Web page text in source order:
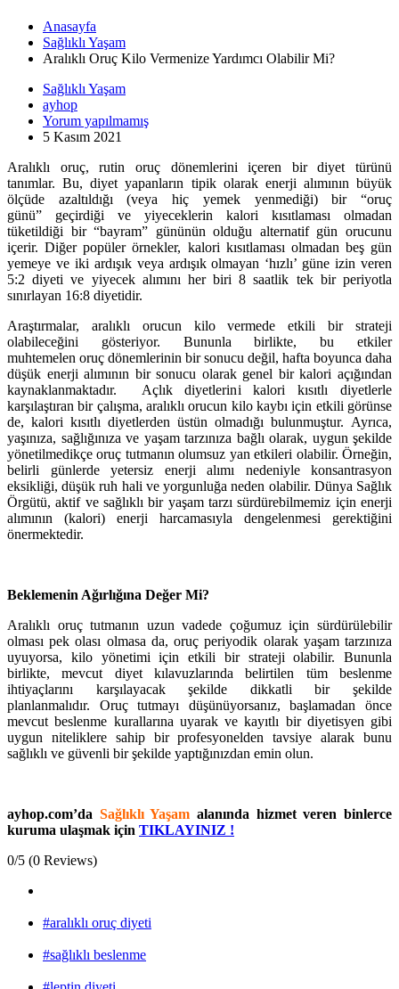
Anasayfa
Sağlıklı Yaşam
Aralıklı Oruç Kilo Vermenize Yardımcı Olabilir Mi?
Sağlıklı Yaşam
ayhop
Yorum yapılmamış
5 Kasım 2021
Aralıklı oruç, rutin oruç dönemlerini içeren bir diyet türünü
tanımlar. Bu, diyet yapanların tipik olarak enerji alımının büyük
ölçüde azaltıldığı (veya hiç yemek yenmediği) bir “oruç
günü” geçirdiği ve yiyeceklerin kalori kısıtlaması olmadan
tüketildiği bir “bayram” gününün olduğu alternatif gün orucunu
içerir. Diğer popüler örnekler, kalori kısıtlaması olmadan beş gün
yemeye ve iki ardışık veya ardışık olmayan ‘hızlı’ güne izin veren
5:2 diyeti ve yiyecek alımını her biri 8 saatlik tek bir periyotla
sınırlayan 16:8 diyetidir.
Araştırmalar, aralıklı orucun kilo vermede etkili bir strateji
olabileceğini gösteriyor. Bununla birlikte, bu etkiler
muhtemelen oruç dönemlerinin bir sonucu değil, hafta boyunca daha
düşük enerji alımının bir sonucu olarak genel bir kalori açığından
kaynaklanmaktadır. Açlık diyetlerini kalori kısıtlı diyetlerle
karşılaştıran bir çalışma, aralıklı orucun kilo kaybı için etkili görünse
de, kalori kısıtlı diyetlerden üstün olmadığı bulunmuştur. Ayrıca,
yaşınıza, sağlığınıza ve yaşam tarzınıza bağlı olarak, uygun şekilde
yönetilmedikçe oruç tutmanın olumsuz yan etkileri olabilir. Örneğin,
belirli günlerde yetersiz enerji alımı nedeniyle konsantrasyon
eksikliği, düşük ruh hali ve yorgunluğa neden olabilir. Dünya Sağlık
Örgütü, aktif ve sağlıklı bir yaşam tarzı sürdürebilmemiz için enerji
alımının (kalori) enerji harcamasıyla dengelenmesi gerektiğini
önermektedir.
Beklemenin Ağırlığına Değer Mi?
Aralıklı oruç tutmanın uzun vadede çoğumuz için sürdürülebilir
olması pek olası olmasa da, oruç periyodik olarak yaşam tarzınıza
uyuyorsa, kilo yönetimi için etkili bir strateji olabilir. Bununla
birlikte, mevcut diyet kılavuzlarında belirtilen tüm beslenme
ihtiyaçlarını karşılayacak şekilde dikkatli bir şekilde
planlanmalıdır. Oruç tutmayı düşünüyorsanız, başlamadan önce
mevcut beslenme kurallarına uyarak ve kayıtlı bir diyetisyen gibi
uygun niteliklere sahip bir profesyonelden tavsiye alarak bunu
sağlıklı ve güvenli bir şekilde yaptığınızdan emin olun.
ayhop.com’da Sağlıklı Yaşamalanında hizmet veren binlerce
kuruma ulaşmak için TIKLAYINIZ !
0/5 (0 Reviews)
#aralıklı oruç diyeti
#sağlıklı beslenme